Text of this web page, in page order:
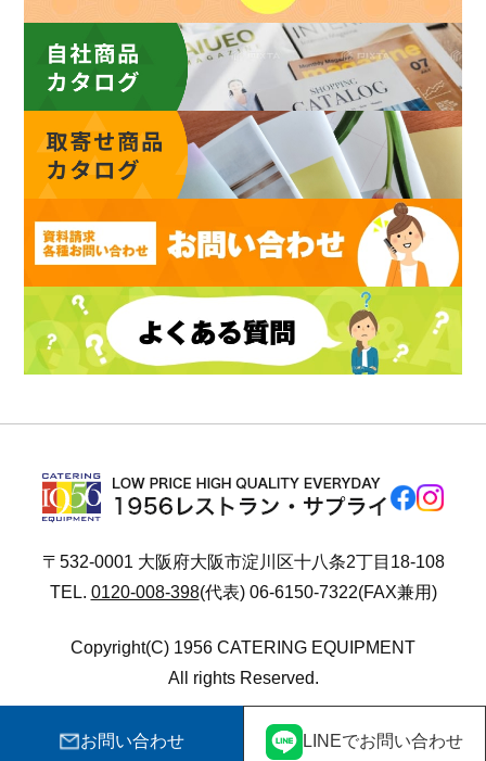
お問い合わせ LINEでお問い合わせ
〒532-0001 大阪府大阪市淀川区十八条2丁目18-108
TEL. 0120-008-398(代表) 06-6150-7322(FAX兼用)
Copyright(C) 1956 CATERING EQUIPMENT
All rights Reserved.